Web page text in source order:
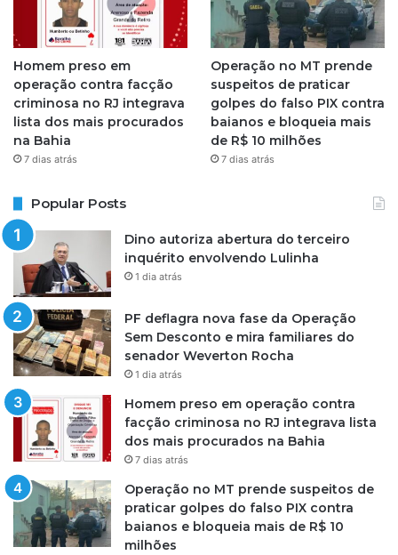
Homem preso em
operação contra facção
criminosa no RJ integrava
lista dos mais procurados
na Bahia
7 dias atrás
Operação no MT prende
suspeitos de praticar
golpes do falso PIX contra
baianos e bloqueia mais
de R$ 10 milhões
7 dias atrás
Popular Posts
Dino autoriza abertura do terceiro
inquérito envolvendo Lulinha
1 dia atrás
PF deflagra nova fase da Operação
Sem Desconto e mira familiares do
senador Weverton Rocha
1 dia atrás
Homem preso em operação contra
facção criminosa no RJ integrava lista
dos mais procurados na Bahia
7 dias atrás
Operação no MT prende suspeitos de
praticar golpes do falso PIX contra
baianos e bloqueia mais de R$ 10
milhões